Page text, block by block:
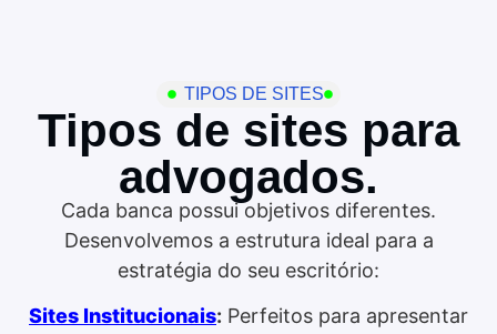
TIPOS DE SITES
Tipos de sites para
advogados.
Cada banca possui objetivos diferentes.
Desenvolvemos a estrutura ideal para a
estratégia do seu escritório:
Sites Institucionais: Perfeitos para apresentar